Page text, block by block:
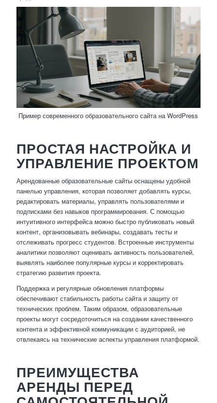
Пример современного образовательного сайта на WordPress
ПРОСТАЯ НАСТРОЙКА И
УПРАВЛЕНИЕ ПРОЕКТОМ
Арендованные образовательные сайты оснащены удобной
панелью управления, которая позволяет добавлять курсы,
редактировать материалы, управлять пользователями и
подписками без навыков программирования. С помощью
интуитивного интерфейса можно быстро публиковать новый
контент, организовывать вебинары, создавать тесты и
отслеживать прогресс студентов. Встроенные инструменты
аналитики позволяют оценивать активность пользователей,
выявлять наиболее популярные курсы и корректировать
стратегию развития проекта.
Поддержка и регулярные обновления платформы
обеспечивают стабильность работы сайта и защиту от
технических проблем. Таким образом, образовательные
проекты могут сосредоточиться на создании качественного
контента и эффективной коммуникации с аудиторией, не
отвлекаясь на технические аспекты управления платформой.
ПРЕИМУЩЕСТВА
АРЕНДЫ ПЕРЕД